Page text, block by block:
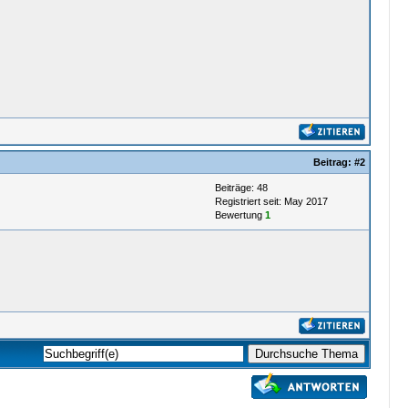
Beitrag: #2
Beiträge: 48
Registriert seit: May 2017
Bewertung 1